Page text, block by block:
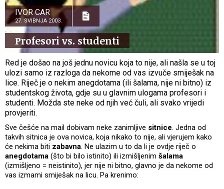
IVOR CAR
27. SVIBNJA 2003.
Profesori vs. studenti
Red je došao na još jednu novicu koja to nije, ali našla se u toj
ulozi samo iz razloga da nekome od vas izvuče smiješak na
lice. Riječ je o nekim anegdotama (ili šalama, nije ni bitno) iz
studentskog života, gdje su u glavnim ulogama profesori i
studenti. Možda ste neke od njih već čuli, ali svako vrijedi
provjeriti.
Sve češće na mail dobivam neke zanimljive sitnice. Jedna od
takvih sitnica je ova novica, koja nikako to nije, ali vjerujem kako
će nekima biti zabavna. Ne ulazim u to da li je ovdje riječ o
anegdotama (što bi bilo istinito) ili izmišljenim šalama
(izmišljeno = neistinito), jer nije ni bitno, glavno je da nekome od
vas izmami smiješak na licu. Pa krenimo: